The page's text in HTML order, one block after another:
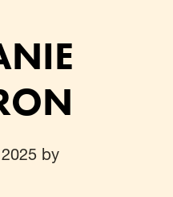
by